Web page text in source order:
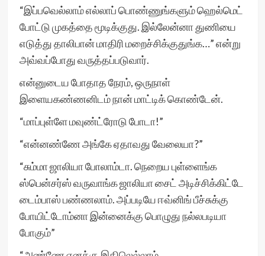
“இப்பவெல்லாம் எல்லாப் பொண்ணுங்களும் ஹெல்மெட்
போட்டு முகத்தை மூடிக்குது. இல்லேன்னா துணியை
எடுத்து தாலிபான் மாதிரி மறைச்சிக்குதுங்க…” என்று
அவ்வப்போது வருத்தப்படுவார்.
என்னுடைய போதாத நேரம், ஒருநாள்
இளையகண்ணனிடம் நான் மாட்டிக் கொண்டேன்.
“மாப்புள்ளே மவுண்ட்ரோடு போடா!”
“என்னண்ணே அங்கே ஏதாவது வேலையா?”
“சும்மா ஜாலியா போலாம்டா. நெறைய புள்ளைங்க
ஸ்பென்சர்ஸ் வருவாங்க ஜாலியா சைட் அடிச்சிக்கிட்டே
டைம்பாஸ் பண்ணலாம். அப்படியே ஈவ்னிங் பீச்சுக்கு
போயிட்டோம்னா இன்னைக்கு பொழுது நல்லபடியா
போகும்”